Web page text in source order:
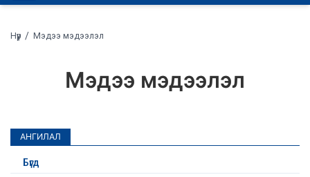
Нүүр / Мэдээ мэдээлэл
Мэдээ мэдээлэл
АНГИЛАЛ
Бүгд